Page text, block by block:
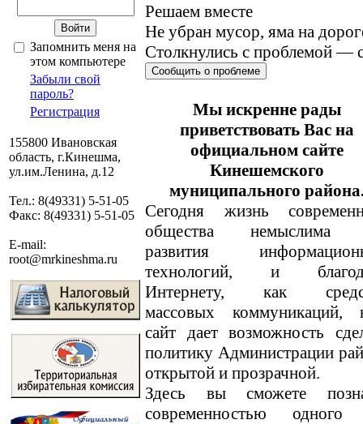
Запомнить меня на
этом компьютере
Забыли свой
пароль?
Регистрация
155800 Ивановская
область, г.Кинешма,
ул.им.Ленина, д.12
Тел.: 8(49331) 5-51-05
Факс: 8(49331) 5-51-05
E-mail:
root@mrkineshma.ru
Решаем вместе
Не убран мусор, яма на
Столкнулись с проблемой —
Сообщить о проблеме
Мы искренне рады
приветствовать Вас на
официальном сайте
Кинешемского
муниципального
Сегодня жизнь
общества немыслима
развития
технологий, и
Интернету, как
массовых коммуникаций,
сайт дает возможность
политику Администрации
открытой и прозрачной.
Здесь вы сможете
современностью